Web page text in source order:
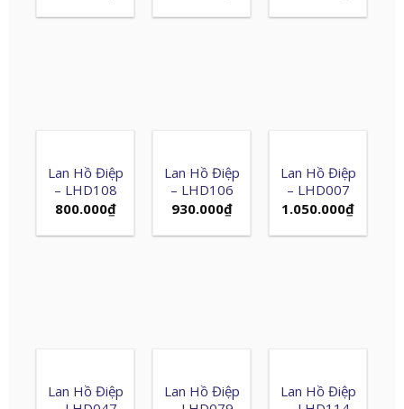
Lan Hồ Điệp
– LHD108
800.000₫
Lan Hồ Điệp
– LHD106
930.000₫
Lan Hồ Điệp
– LHD007
1.050.000₫
Lan Hồ Điệp
Lan Hồ Điệp
Lan Hồ Điệp